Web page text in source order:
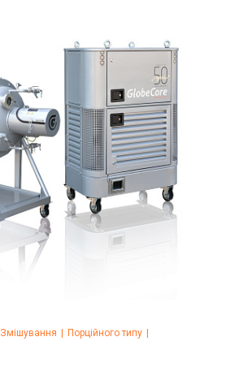
Змішування Порційного типу